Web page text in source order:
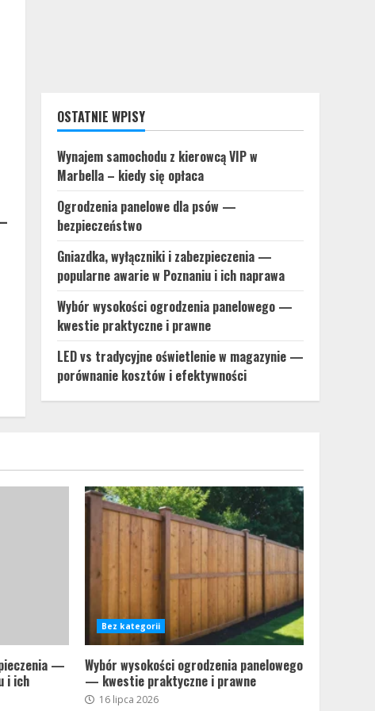
OSTATNIE WPISY
Wynajem samochodu z kierowcą VIP w
Marbella – kiedy się opłaca
Ogrodzenia panelowe dla psów —
bezpieczeństwo
Gniazdka, wyłączniki i zabezpieczenia —
popularne awarie w Poznaniu i ich naprawa
Wybór wysokości ogrodzenia panelowego —
kwestie praktyczne i prawne
LED vs tradycyjne oświetlenie w magazynie —
porównanie kosztów i efektywności
—
i ich
Bez kategorii
Wybór wysokości ogrodzenia panelowego
— kwestie praktyczne i prawne
16 lipca 2026